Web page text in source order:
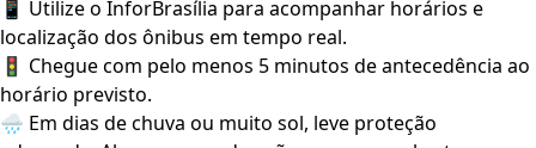
📱 Utilize o InforBrasília para acompanhar horários e
localização dos ônibus em tempo real.
🚦 Chegue com pelo menos 5 minutos de antecedência ao
horário previsto.
🌧️ Em dias de chuva ou muito sol, leve proteção